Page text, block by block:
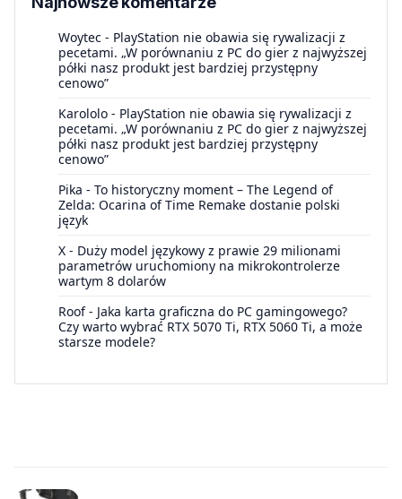
Woytec - PlayStation nie obawia się rywalizacji z
pecetami. „W porównaniu z PC do gier z najwyższej
półki nasz produkt jest bardziej przystępny
cenowo”
Karololo - PlayStation nie obawia się rywalizacji z
pecetami. „W porównaniu z PC do gier z najwyższej
półki nasz produkt jest bardziej przystępny
cenowo”
Pika - To historyczny moment – The Legend of
Zelda: Ocarina of Time Remake dostanie polski
język
X - Duży model językowy z prawie 29 milionami
parametrów uruchomiony na mikrokontrolerze
wartym 8 dolarów
Roof- Jaka karta graficzna do PC gamingowego?
Czy warto wybrać RTX 5070 Ti, RTX 5060 Ti, a może
starsze modele?